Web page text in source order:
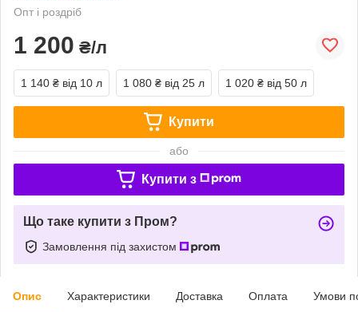
Опт і роздріб
1 200 ₴/л
1 140 ₴ від 10 л 1 080 ₴ від 25 л 1 020 ₴ від 50 л
Купити
або
Купити з
Що таке купити з Пром?
Замовлення під захистом
Опис Характеристики Доставка Оплата Умови